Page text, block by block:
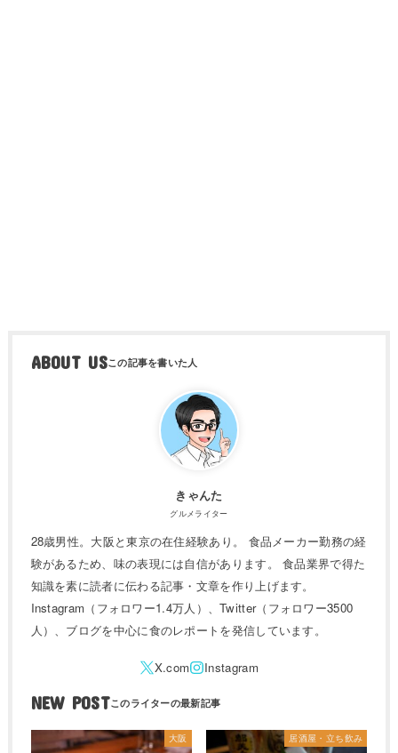
ABOUT US
きゃんた
グルメライター
28歳男性。大阪と東京の在住経験あり。 食品メーカー勤務の経
験があるため、味の表現には自信があります。 食品業界で得た
知識を素に読者に伝わる記事・文章を作り上げます。
Instagram（フォロワー1.4万人）、Twitter（フォロワー3500
人）、ブログを中心に食のレポートを発信しています。
NEW POST
大阪 居酒屋・立ち飲み